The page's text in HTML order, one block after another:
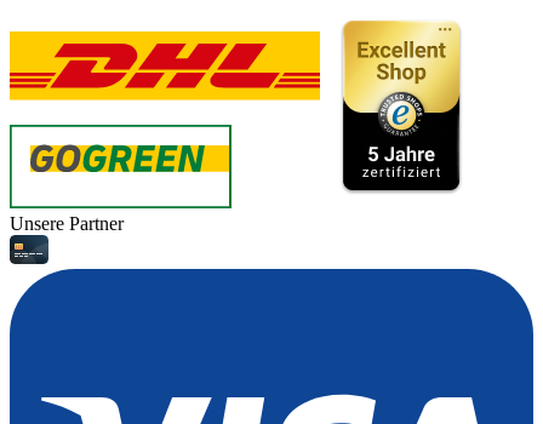
Unsere Partner